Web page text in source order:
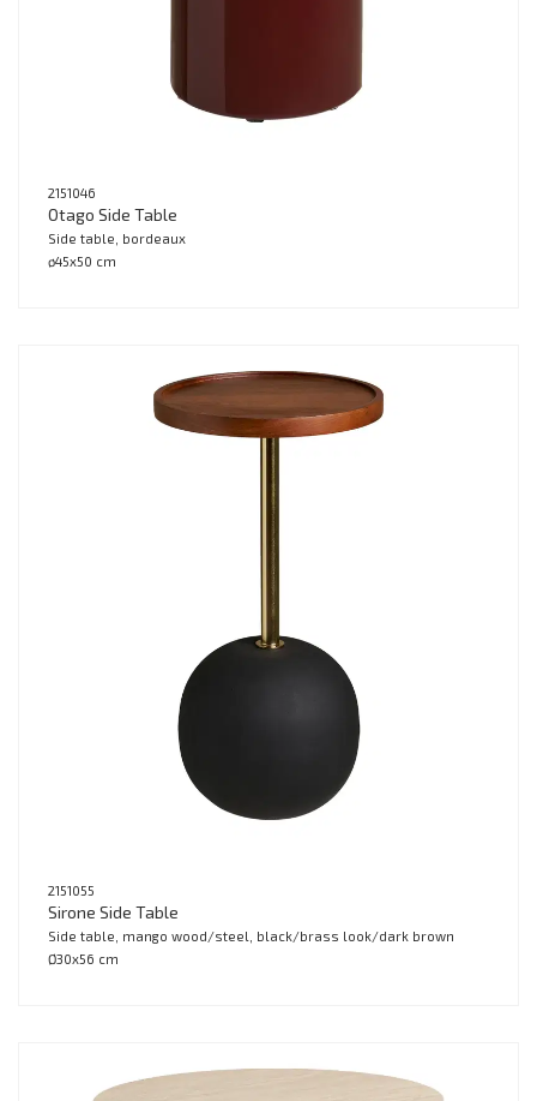
2151046
Otago Side Table
Side table, bordeaux
ø45x50 cm
2151055
Sirone Side Table
Side table, mango wood/steel, black/brass look/dark brown
Ø30x56 cm